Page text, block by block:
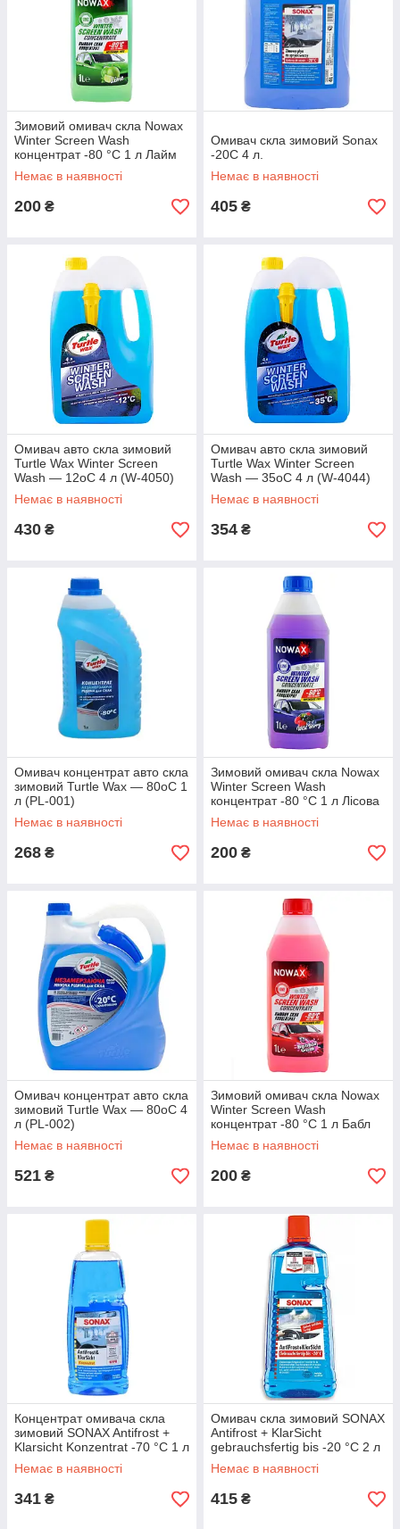
Зимовий омивач скла Nowax
Winter Screen Wash
концентрат -80 °C 1 л Лайм
(NX01170)
Немає в наявності
200 ₴
Омивач скла зимовий Sonax
-20С 4 л.
Немає в наявності
405 ₴
Омивач авто скла зимовий
Turtle Wax Winter Screen
Wash — 12oC 4 л (W-4050)
Немає в наявності
430 ₴
Омивач авто скла зимовий
Turtle Wax Winter Screen
Wash — 35oC 4 л (W-4044)
Немає в наявності
354 ₴
Омивач концентрат авто скла
зимовий Turtle Wax — 80oC 1
л (PL-001)
Немає в наявності
268 ₴
Зимовий омивач скла Nowax
Winter Screen Wash
концентрат -80 °C 1 л Лісова
Ягода (NX01172)
Немає в наявності
200 ₴
Омивач концентрат авто скла
зимовий Turtle Wax — 80oC 4
л (PL-002)
Немає в наявності
521 ₴
Зимовий омивач скла Nowax
Winter Screen Wash
концентрат -80 °C 1 л Бабл
Гам (NX01171)
Немає в наявності
200 ₴
Концентрат омивача скла
зимовий SONAX Antifrost +
Klarsicht Konzentrat -70 °C 1 л
(332300)
Немає в наявності
341 ₴
Омивач скла зимовий SONAX
Antifrost + KlarSicht
gebrauchsfertig bis -20 °C 2 л
(332541)
Немає в наявності
415 ₴